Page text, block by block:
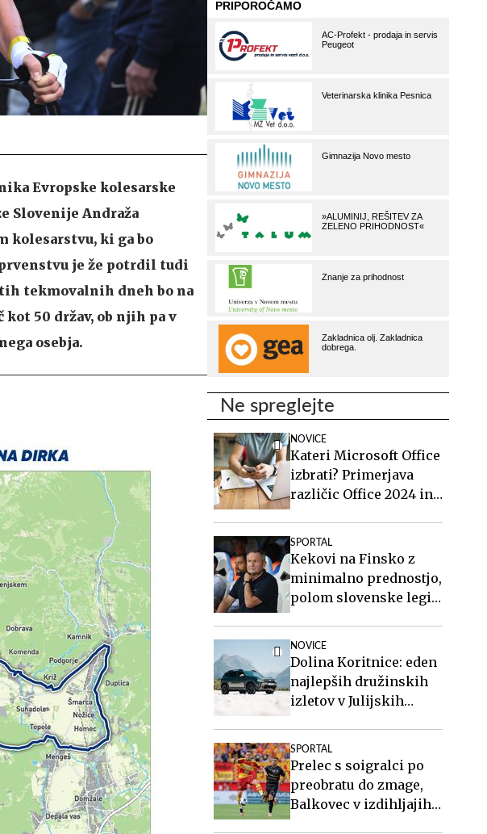
Evropske kolesarske
Slovenije Andraža
kolesarstvu, ki ga bo
je že potrdil tudi
tekmovalnih dneh bo na
50 držav, ob njih pa v
osebja.
Ne spreglejte
NOVICE
Kateri Microsoft Office
izbrati? Primerjava
različic Office 2024 in
SPORTAL
Kekovi na Finsko z
minimalno prednostjo,
polom slovenske legije
NOVICE
Dolina Koritnice: eden
najlepših družinskih
izletov v Julijskih
SPORTAL
Prelec s soigralci po
preobratu do zmage,
Balkovec v izdihljajih